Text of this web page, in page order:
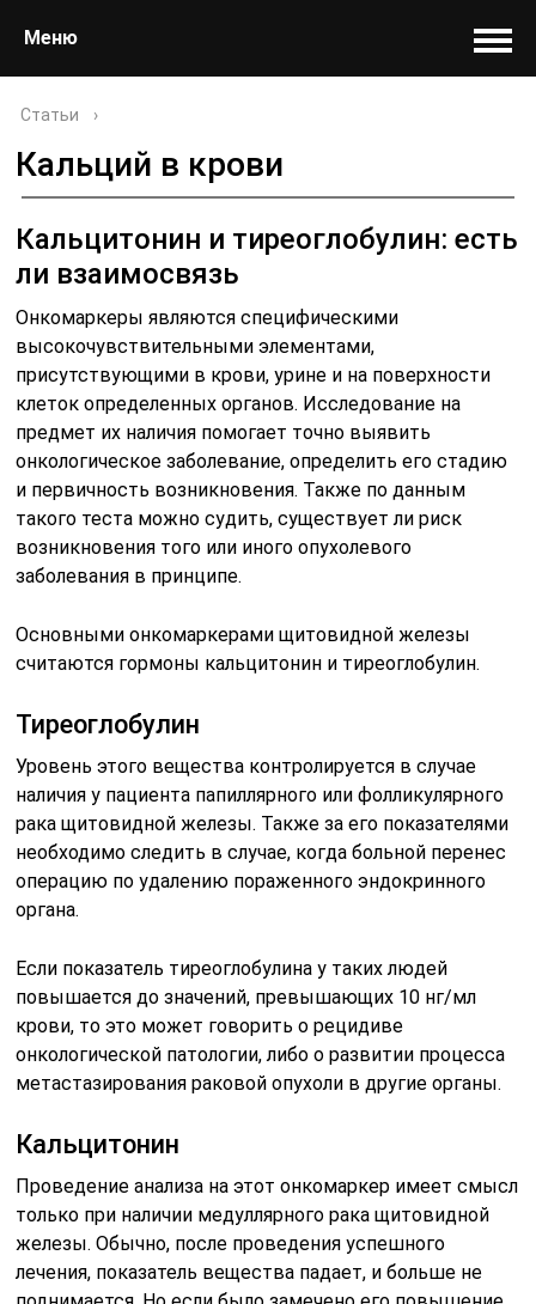
Меню
Статьи ›
Кальций в крови
Кальцитонин и тиреоглобулин: есть
ли взаимосвязь
Онкомаркеры являются специфическими
высокочувствительными элементами,
присутствующими в крови, урине и на поверхности
клеток определенных органов. Исследование на
предмет их наличия помогает точно выявить
онкологическое заболевание, определить его стадию
и первичность возникновения. Также по данным
такого теста можно судить, существует ли риск
возникновения того или иного опухолевого
заболевания в принципе.
Основными онкомаркерами щитовидной железы
считаются гормоны кальцитонин и тиреоглобулин.
Тиреоглобулин
Уровень этого вещества контролируется в случае
наличия у пациента папиллярного или фолликулярного
рака щитовидной железы. Также за его показателями
необходимо следить в случае, когда больной перенес
операцию по удалению пораженного эндокринного
органа.
Если показатель тиреоглобулина у таких людей
повышается до значений, превышающих 10 нг/мл
крови, то это может говорить о рецидиве
онкологической патологии, либо о развитии процесса
метастазирования раковой опухоли в другие органы.
Кальцитонин
Проведение анализа на этот онкомаркер имеет смысл
только при наличии медуллярного рака щитовидной
железы. Обычно, после проведения успешного
лечения, показатель вещества падает, и больше не